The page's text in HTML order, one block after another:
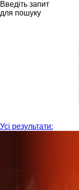
Введіть запит
для пошуку
Усі результати: